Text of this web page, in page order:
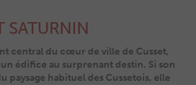
SATURNIN
central du cœur de ville de Cusset,
un édifice au surprenant destin. Si son
paysage habituel des Cussetois, elle